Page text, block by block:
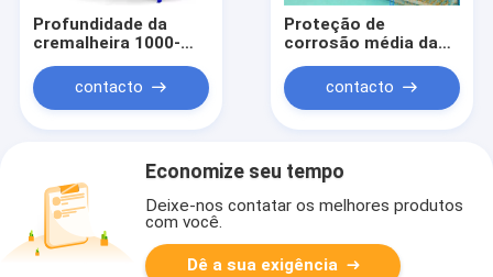
Profundidade da
cremalheira 1000-
4500mm do fluxo da
caixa do sistema do
FIFO
contacto
Proteção de
corrosão média da
cremalheira do fluxo
da caixa do dever
contacto
Economize seu tempo
Deixe-nos contatar os melhores produtos
com você.
Dê a sua exigência